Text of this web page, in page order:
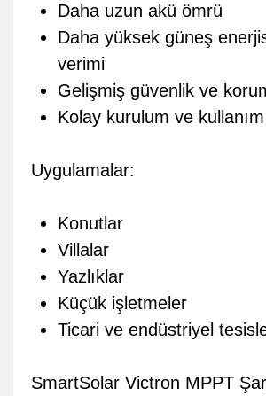
Daha uzun akü ömrü
Daha yüksek güneş
verimi
Gelişmiş güvenlik ve
Kolay kurulum ve kullanım
Uygulamalar:
Konutlar
Villalar
Yazlıklar
Küçük işletmeler
Ticari ve endüstriyel
SmartSolar Victron MPPT